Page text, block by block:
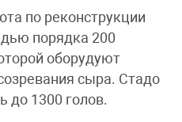
по реконструкции
порядка 200
оборудуют
сыра. Стадо
до 1300 голов.